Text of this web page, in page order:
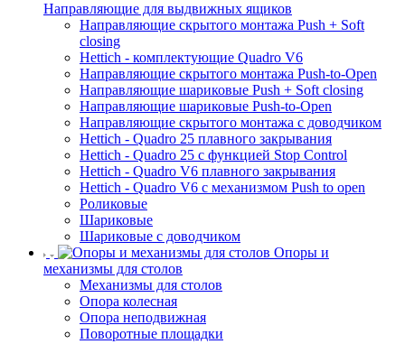
Направляющие для выдвижных ящиков
Направляющие скрытого монтажа Push + Soft
closing
Hettich - комплектующие Quadro V6
Направляющие скрытого монтажа Push-to-Open
Направляющие шариковые Push + Soft closing
Направляющие шариковые Push-to-Open
Направляющие скрытого монтажа с доводчиком
Hettich - Quadro 25 плавного закрывания
Hettich - Quadro 25 с функцией Stop Control
Hettich - Quadro V6 плавного закрывания
Hettich - Quadro V6 с механизмом Push to open
Роликовые
Шариковые
Шариковые с доводчиком
Опоры и
механизмы для столов
Механизмы для столов
Опора колесная
Опора неподвижная
Поворотные площадки